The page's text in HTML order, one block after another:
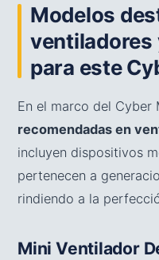
Modelos
ventiladores
para este
En el marco del Cyber
recomendadas en
incluyen dispositivos
pertenecen a
rindiendo a la
Mini Ventilador